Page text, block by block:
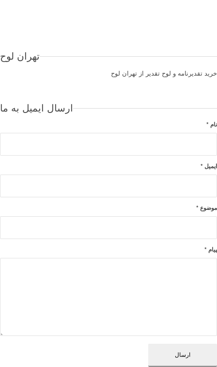
تهران لوح
خرید تقدیرنامه و لوح تقدیر از تهران لوح
ارسال ایمیل به ما
نام *
ایمیل *
موضوع *
پیام *